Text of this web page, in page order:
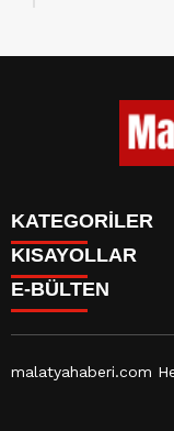
KATEGORİLER
GÜNDEM
ASAYİŞ
EKONOMİ
YAŞAM
SPOR
KISAYOLLAR
CANLI BORSA
FİKSTÜR
E-BÜLTEN
malatyahaberi.com